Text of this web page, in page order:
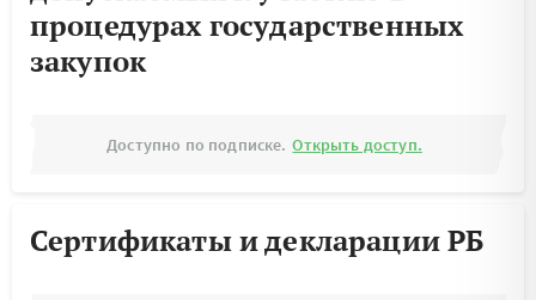
процедурах государственных
закупок
Доступно по подписке. Открыть доступ.
Сертификаты и декларации РБ